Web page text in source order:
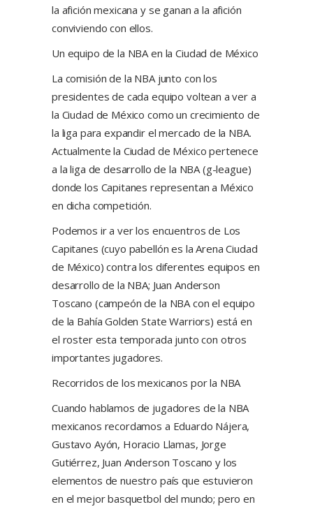
la afición mexicana y se ganan a la afición
conviviendo con ellos.
Un equipo de la NBA en la Ciudad de México
La comisión de la NBA junto con los
presidentes de cada equipo voltean a ver a
la Ciudad de México como un crecimiento de
la liga para expandir el mercado de la NBA.
Actualmente la Ciudad de México pertenece
a la liga de desarrollo de la NBA (g-league)
donde los Capitanes representan a México
en dicha competición.
Podemos ir a ver los encuentros de Los
Capitanes (cuyo pabellón es la Arena Ciudad
de México) contra los diferentes equipos en
desarrollo de la NBA; Juan Anderson
Toscano (campeón de la NBA con el equipo
de la Bahía Golden State Warriors) está en
el roster esta temporada junto con otros
importantes jugadores.
Recorridos de los mexicanos por la NBA
Cuando hablamos de jugadores de la NBA
mexicanos recordamos a Eduardo Nájera,
Gustavo Ayón, Horacio Llamas, Jorge
Gutiérrez, Juan Anderson Toscano y los
elementos de nuestro país que estuvieron
en el mejor basquetbol del mundo; pero en